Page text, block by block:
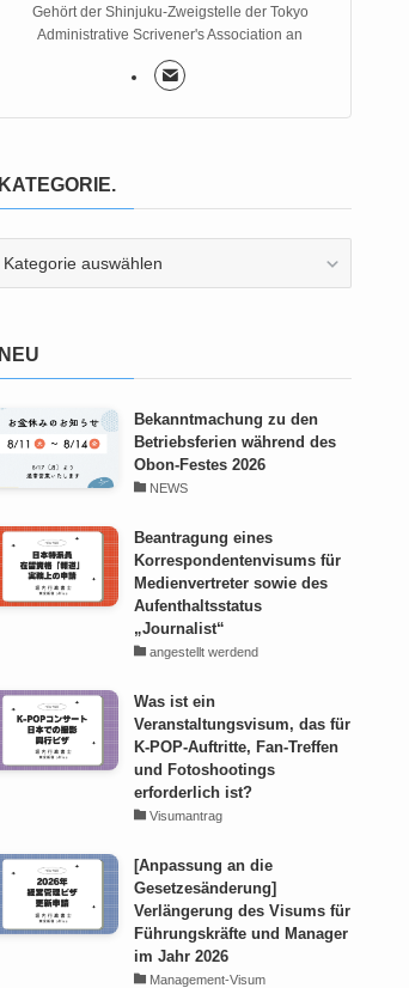
Gehört der Shinjuku-Zweigstelle der Tokyo
Administrative Scrivener's Association an
KATEGORIE.
NEU
Bekanntmachung zu den
Betriebsferien während des
Obon-Festes 2026
NEWS
Beantragung eines
Korrespondentenvisums für
Medienvertreter sowie des
Aufenthaltsstatus
„Journalist“
angestellt werdend
Was ist ein
Veranstaltungsvisum, das für
K-POP-Auftritte, Fan-Treffen
und Fotoshootings
erforderlich ist?
Visumantrag
[Anpassung an die
Gesetzesänderung]
Verlängerung des Visums für
Führungskräfte und Manager
im Jahr 2026
Management-Visum